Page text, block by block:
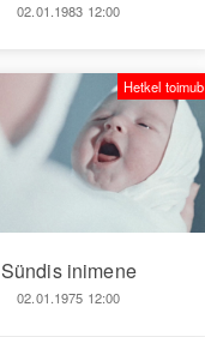
02.01.1983 12:00
Sündis inimene
02.01.1975 12:00
Hetkel toimub